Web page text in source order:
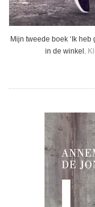
Mijn tweede boek ‘Ik
in de winkel.